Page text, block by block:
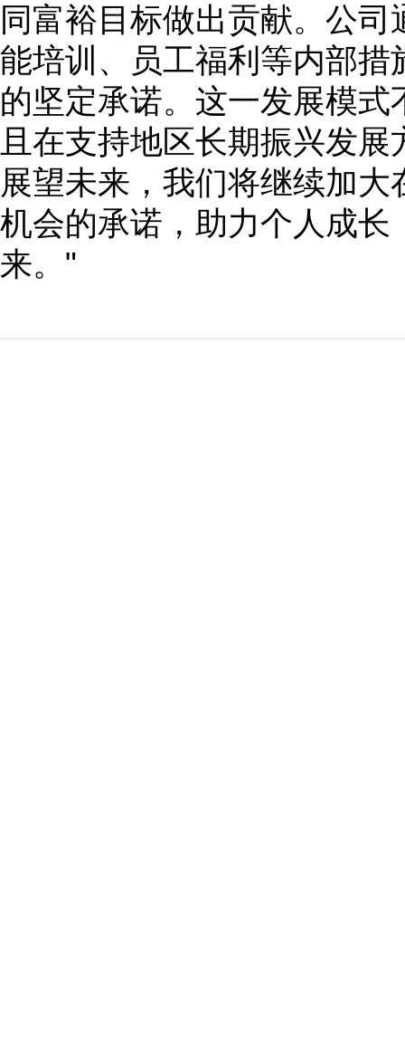
同富裕目标做出贡献。公
能培训、员工福利等内部
的坚定承诺。这一发展模
且在支持地区长期振兴发
展望未来，我们将继续加
机会的承诺，助力个人成
来。"